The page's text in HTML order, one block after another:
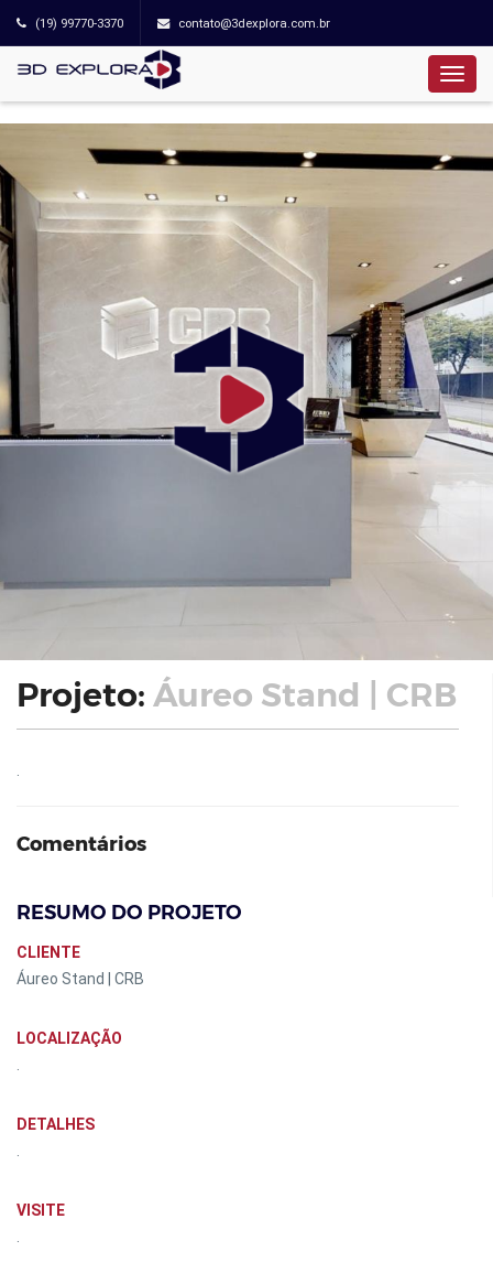
(19) 99770-3370 contato@3dexplora.com.br
Projeto: Áureo Stand | CRB
Comentários
RESUMO DO PROJETO
CLIENTE
Áureo Stand | CRB
LOCALIZAÇÃO
DETALHES
VISITE